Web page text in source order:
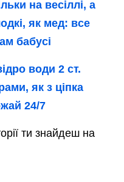
на весіллі, а
як мед: все
бабусі
води 2 ст.
як з ціпка
24/7
ти знайдеш на